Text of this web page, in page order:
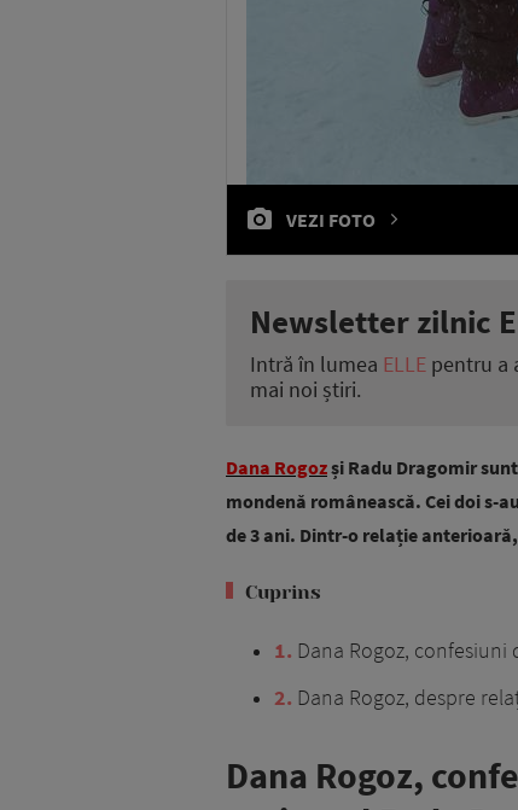
VEZI FOTO
Newsletter zilnic
Intră în lumea ELLE pentru a
mai noi știri.
Dana Rogozși Radu Dragomir
mondenă românească. Cei doi s-
de 3 ani. Dintr-o relație
Cuprins
1 Dana Rogoz,
2 Dana Rogoz, despre
Dana Rogoz,